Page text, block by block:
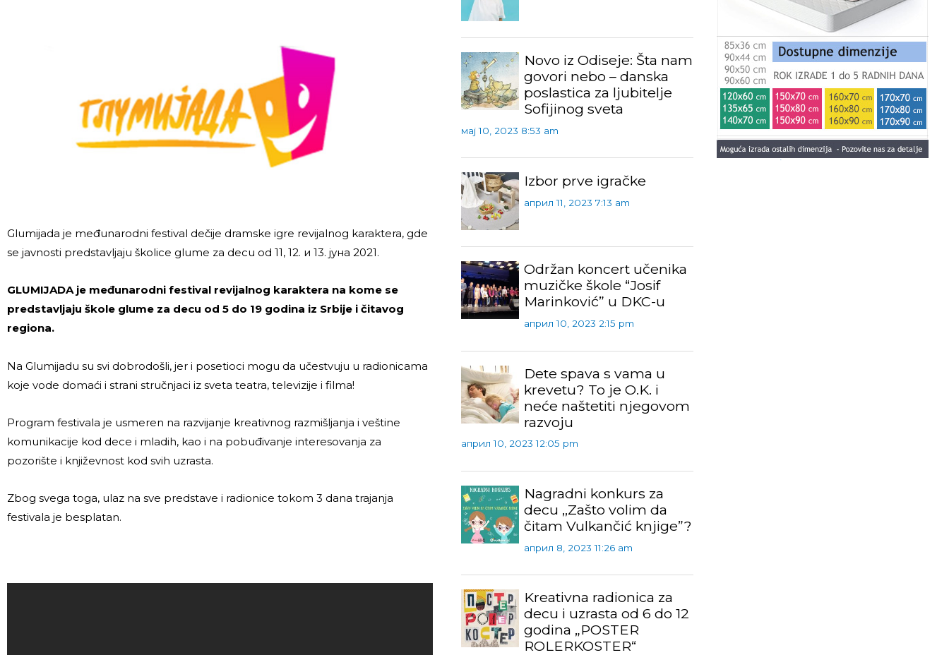
Glumijada je međunarodni festival dečije dramske igre revijalnog karaktera, gde
se javnosti predstavljaju školice glume za decu od 11, 12. и 13. јуна 2021.
GLUMIJADA je međunarodni festival revijalnog karaktera na kome se
predstavljaju škole glume za decu od 5 do 19 godina iz Srbije i čitavog
regiona.
Na Glumijadu su svi dobrodošli, jer i posetioci mogu da učestvuju u radionicama
koje vode domaći i strani stručnjaci iz sveta teatra, televizije i filma!
Program festivala je usmeren na razvijanje kreativnog razmišljanja i veštine
komunikacije kod dece i mladih, kao i na pobuđivanje interesovanja za
pozorište i književnost kod svih uzrasta.
Zbog svega toga, ulaz na sve predstave i radionice tokom 3 dana trajanja
festivala je besplatan.
Novo iz Odiseje: Šta nam
govori nebo – danska
poslastica za ljubitelje
Sofijinog sveta
мај 10, 2023 8:53 am
Izbor prve igračke
април 11, 2023 7:13 am
Održan koncert učenika
muzičke škole “Josif
Marinković” u DKC-u
април 10, 2023 2:15 pm
Dete spava s vama u
krevetu? To je O.K. i
neće naštetiti njegovom
razvoju
април 10, 2023 12:05 pm
Nagradni konkurs za
decu ,,Zašto volim da
čitam Vulkančić knjige”?
април 8, 2023 11:26 am
Kreativna radionica za
decu i uzrasta od 6 do 12
godina „POSTER
ROLERKOSTER“